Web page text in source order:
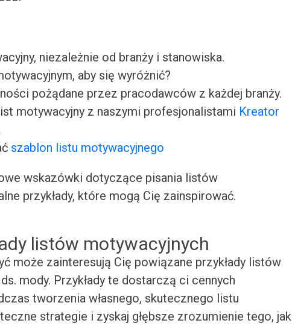
niezależnie od branży i stanowiska.
aby się wyróżnić?
pożądane przez pracodawców z każdej branży.
motywacyjny z naszymi profesjonalistami Kreator
szablon listu motywacyjnego
wskazówki dotyczące pisania listów
przykłady, które mogą Cię zainspirować.
listów motywacyjnych
może zainteresują Cię powiązane przykłady listów
mody. Przykłady te dostarczą ci cennych
tworzenia własnego, skutecznego listu
strategie i zyskaj głębsze zrozumienie tego, jak